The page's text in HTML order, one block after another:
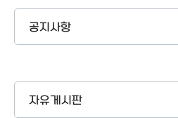
공지사항
자유게시판